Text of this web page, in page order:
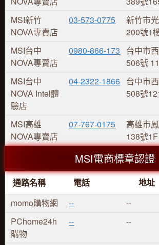
MSI新竹
NOVA專賣店
03-573-0775
新竹市
200號1
MSI台中
NOVA專賣店
0980-866-173
台中市
506號
MSI台中
NOVA Intel體
驗店
04-2322-1866 台中市
508號
MSI高雄
NOVA專賣店
07-767-0175
高雄市
138號
MSI電商標章認證
通路名稱 電話
地址
momo購物網
--
--
PChome24h
購物
-- --